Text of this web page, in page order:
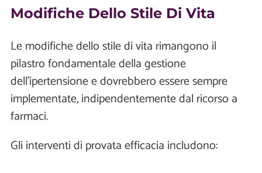
Modifiche Dello Stile Di Vita
Le modifiche dello stile di vita rimangono il
pilastro fondamentale della gestione
dell'ipertensione e dovrebbero essere sempre
implementate, indipendentemente dal ricorso a
farmaci.
Gli interventi di provata efficacia includono: